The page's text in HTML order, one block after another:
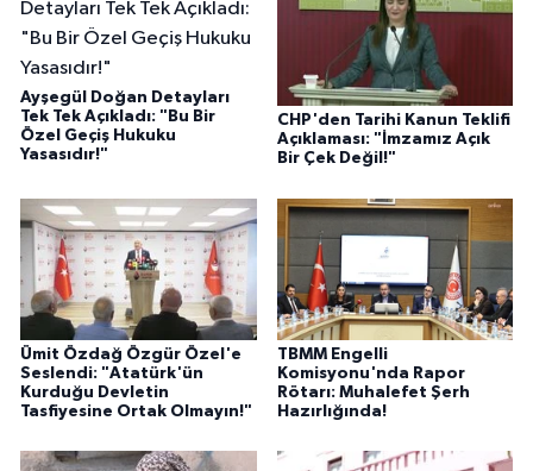
Ayşegül Doğan Detayları
Tek Tek Açıkladı: "Bu Bir
Özel Geçiş Hukuku
Yasasıdır!"
CHP'den Tarihi Kanun Teklifi
Açıklaması: "İmzamız Açık
Bir Çek Değil!"
Ümit Özdağ Özgür Özel'e
Seslendi: "Atatürk'ün
Kurduğu Devletin
Tasfiyesine Ortak Olmayın!"
TBMM Engelli
Komisyonu'nda Rapor
Rötarı: Muhalefet Şerh
Hazırlığında!